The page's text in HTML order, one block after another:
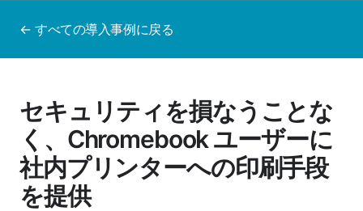
← すべての導入事例に戻る
セキュリティを損なうことな
く、Chromebook ユーザーに
社内プリンターへの印刷手段
を提供